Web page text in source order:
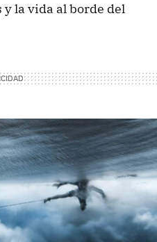
la vida al borde del